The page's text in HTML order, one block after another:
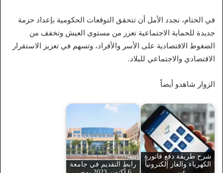
في الختام، نجدد الأمل أن تتحقق التوقعات الحكومية بإعداد حزمة
جديدة للحماية الاجتماعية تعزز من مستوى العيش وتخفف من
الضغوط الاقتصادية على الأسر والأفراد، وتسهم في تعزيز الاستقرار
الاقتصادي والاجتماعي للبلاد.
الزوار شاهدو أيضاً
شرح طريقة دفع فاتورة
الكهرباء والغاز إلكترونياً
رابط التقديم في جامعة